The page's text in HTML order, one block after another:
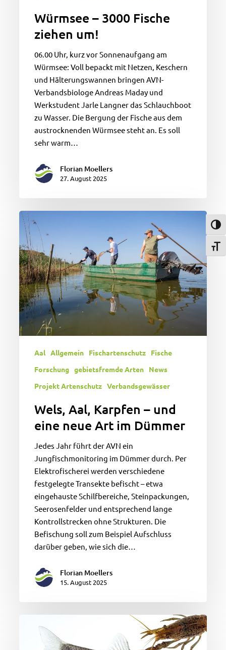
Würmsee – 3000 Fische
ziehen um!
06.00 Uhr, kurz vor Sonnenaufgang am
Würmsee: Voll bepackt mit Netzen, Keschern
und Hälterungswannen bringen AVN-
Verbandsbiologe Andreas Maday und
Werkstudent Jarle Langner das Schlauchboot
zu Wasser. Die Bergung der Fische aus dem
austrocknenden Würmsee steht an. Es soll
sehr warm…
Florian Moellers
27. August 2025
Wels,
Aal,
Karpfen
–
und
eine
neue
Art
im
Dümmer
Aal Allgemein Fischartenschutz
Fische
Forschung gebietsfremde Arten
News
Projekt Artenschutz Verbandsgewässer
Wels, Aal, Karpfen – und
eine neue Art im Dümmer
Jedes Jahr führt der AVN ein
Jungfischmonitoring im Dümmer durch. Per
Elektrofischerei werden verschiedene
festgelegte Transekte befischt – etwa
eingehauste Schilfbereiche, Steinpackungen,
Seerosenfelder und entsprechend lange
Kontrollstrecken ohne Strukturen. Die
Befischung soll zum Beispiel Aufschluss
darüber geben, wie sich die…
Florian Moellers
15. August 2025
invasiv